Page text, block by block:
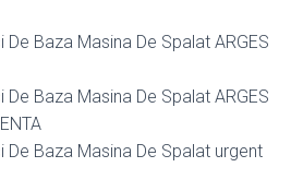
Baza Masina De Spalat ARGES
Baza Masina De Spalat ARGES
De Baza Masina De Spalat urgent